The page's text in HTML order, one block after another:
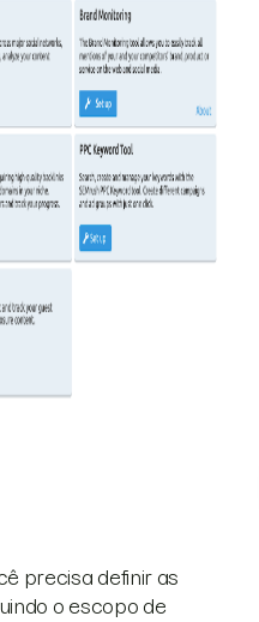
precisa definir as
o escopo de